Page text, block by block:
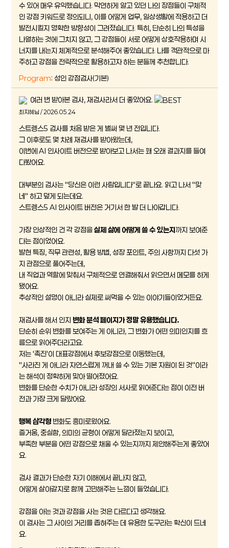
수 있어 매우 유익했습니다. 막연하게 알고 있던 나의 장점들이 구체적
인 강점 키워드로 정의되니, 이를 어떻게 업무, 일상생활에 적용하고 더
발전시킬지 명확한 방향성이 그려졌습니다. 특히, 단순히 나의 특성을
나열하는 것에 그치지 않고, 그 강점들이 서로 어떻게 상호작용하며 시
너지를 내는지 체계적으로 분석해주어 좋았습니다. 나를 객관적으로 마
주하고 강점을 전략적으로 활용하고자 하는 분들께 추천합니다.
Program: 성인 강점검사(기본)
여러 번 받아본 검사, 재검사라서 더 좋았어요.
최지혜님 / 2026.05.24
스트렝스5 검사를 처음 받은 게 벌써 몇 년 전입니다.
그 이후로도 몇 차례 재검사를 받아왔는데,
이번에 AI 인사이트 버전으로 받아보고 나서는 꽤 오래 결과지를 들여
다봤어요.
대부분의 검사는 "당신은 이런 사람입니다"로 끝나요. 읽고 나서 "맞
네" 하고 덮게 되는데요.
스트렝스5 AI 인사이트 버전은 거기서 한 발 더 나아갑니다.
가장 인상적인 건 각 강점을실제 삶에 어떻게 쓸 수 있는지까지 보여준
다는 점이었어요.
발현 특징, 직무 관련성, 활용 방법, 성장 포인트, 주의 사항까지 다섯 가
지 관점으로 풀어주는데,
내 직업과 역할에 맞춰서 구체적으로 연결해줘서 읽으면서 메모를 하게
됐어요.
추상적인 설명이 아니라 실제로 써먹을 수 있는 이야기들이었거든요.
재검사를 해서 인지 변화 분석 페이지가 정말 유용했습니다.
단순히 순위 변화를 보여주는 게 아니라, 그 변화가 어떤 의미인지를 흐
름으로 읽어주더라고요.
저는 '촉진'이 대표강점에서 후보강점으로 이동했는데,
"사라진 게 아니라 자연스럽게 꺼내 쓸 수 있는 기본 자원이 된 것"이라
는 해석이 정확하게 맞아 떨어졌어요.
변화를 단순한 수치가 아니라 성장의 서사로 읽어준다는 점이 이전 버
전과 가장 크게 달랐어요.
행복 삼각형 변화도 흥미로웠어요.
즐거움, 충실함, 의미의 균형이 어떻게 달라졌는지 보이고,
부족한 부분을 어떤 강점으로 채울 수 있는지까지 제안해주는게 좋았어
요.
검사 결과가 단순한 자기 이해에서 끝나지 않고,
어떻게 살아갈지로 함께 고민해주는 느낌이 들었습니다.
강점을 아는 것과 강점을 사는 것은 다르다고 생각해요.
이 검사는 그 사이의 거리를 좁혀주는 데 유용한 도구라는 확신이 드네
요.